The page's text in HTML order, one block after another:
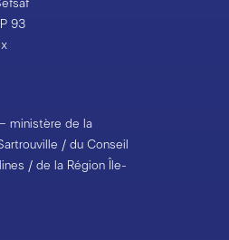
93
ministère de la
/ du Conseil
/ de la Région Île-